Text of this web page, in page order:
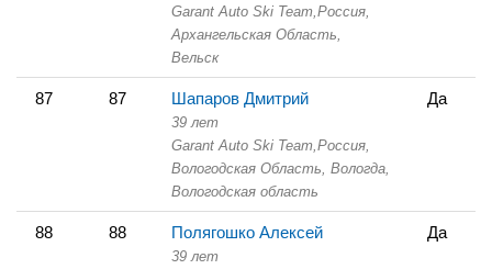
Garant Auto Ski Team, Россия,
Архангельская Область,
Вельск
87 87 Шапаров Дмитрий
39 лет
Garant Auto Ski Team, Россия,
Вологодская Область, Вологда,
Вологодская область
Да
88 88 Полягошко Алексей
39 лет
Да